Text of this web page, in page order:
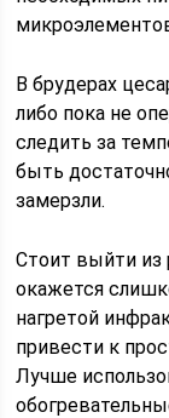
В брудерах
либо пока не
следить за
быть
замерзли.
Стоит выйти из
окажется
нагретой
привести к
Лучше